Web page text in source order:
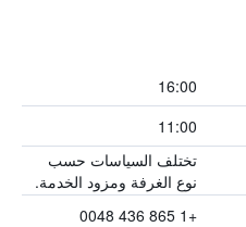
16:00
11:00
تختلف السياسات حسب
نوع الغرفة ومزود الخدمة.
+1 865 436 0048